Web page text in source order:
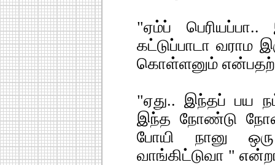
"ஏம்ப்
கட்டுப்பாடா வராம
கொள்ளனும்
"ஏது.. இந்தப் பய
இந்த நோண்டு
போயி நானு
வாங்கிட்டுவா "